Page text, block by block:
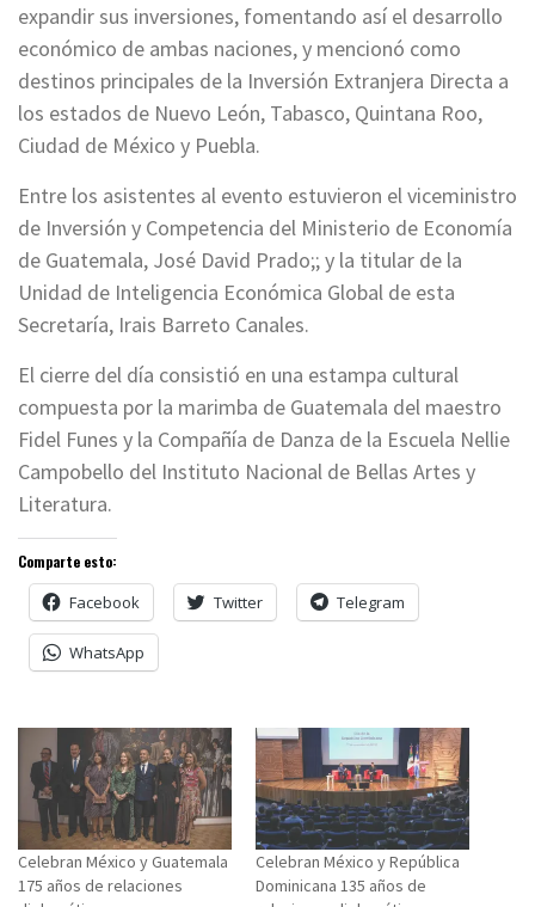
expandir sus inversiones, fomentando así el desarrollo
económico de ambas naciones, y mencionó como
destinos principales de la Inversión Extranjera Directa a
los estados de Nuevo León, Tabasco, Quintana Roo,
Ciudad de México y Puebla.
Entre los asistentes al evento estuvieron el viceministro
de Inversión y Competencia del Ministerio de Economía
de Guatemala, José David Prado;; y la titular de la
Unidad de Inteligencia Económica Global de esta
Secretaría, Irais Barreto Canales.
El cierre del día consistió en una estampa cultural
compuesta por la marimba de Guatemala del maestro
Fidel Funes y la Compañía de Danza de la Escuela Nellie
Campobello del Instituto Nacional de Bellas Artes y
Literatura.
Comparte esto:
Facebook Twitter Telegram
WhatsApp
Celebran México y Guatemala
175 años de relaciones
Celebran México y República
Dominicana 135 años de